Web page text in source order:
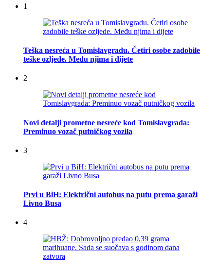
1
Teška nesreća u Tomislavgradu. Četiri osobe zadobile
teške ozljede. Među njima i dijete
2
Novi detalji prometne nesreće kod Tomislavgrada:
Preminuo vozač putničkog vozila
3
Prvi u BiH: Električni autobus na putu prema garaži
Livno Busa
4